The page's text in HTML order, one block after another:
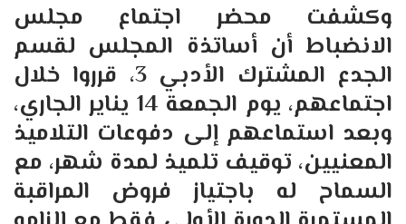
وكشفت محضر اجتماع مجلس
الانضباط أن أساتذة المجلس لقسم
الجدع المشترك الأدبي 3، قرروا خلال
اجتماعهم، يوم الجمعة 14 يناير الجاري،
وبعد استماعهم إلى دفوعات التلاميذ
المعنيين، توقيف تلميذ لمدة شهر، مع
السماح له باجتياز فروض المراقبة